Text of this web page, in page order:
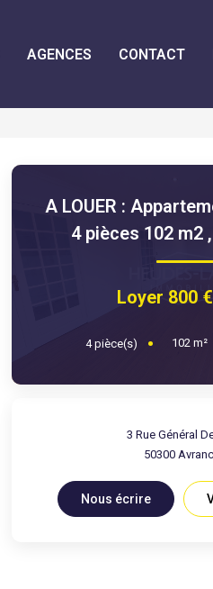
AGENCES CONTACT
A LOUER :
4 pièces 102 m2 ,
Loyer 800
4pièce(s) 102 m²
3 Rue Général
50300
Nous écrire